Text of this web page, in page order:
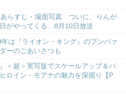
あらすじ・場面写真 ついに、りんが
がやってくる…8月10日放送
年は『ライオン・キング』のプンバァ
ーのごあいさつも
＜超＞実写版でスケールアップ＆パ
ロイン・モアナの魅力を深掘り【P